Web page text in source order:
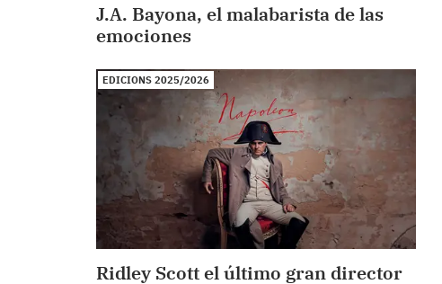
J.A. Bayona, el malabarista de las
emociones
EDICIONS 2025/2026
Ridley Scott el último gran director